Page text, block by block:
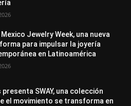
Mexico Jewelry Week, una nueva
para impulsar la joyería
en Latinoamérica
presenta SWAY, una colección
el movimiento se transforma en